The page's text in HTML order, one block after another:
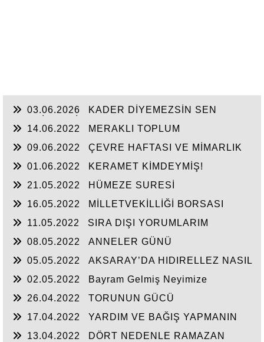
03.06.2026
KADER DİYEMEZSİN SEN
14.06.2022
MERAKLI TOPLUM
09.06.2022
ÇEVRE HAFTASI VE MİMARLIK
01.06.2022
KERAMET KİMDEYMİŞ!
21.05.2022
HÜMEZE SURESİ
16.05.2022
MİLLETVEKİLLİĞİ BORSASI
11.05.2022
SIRA DIŞI YORUMLARIM
08.05.2022
ANNELER GÜNÜ
05.05.2022
AKSARAY’DA HIDIRELLEZ NASIL
02.05.2022
Bayram Gelmiş Neyimize
26.04.2022
TORUNUN GÜCÜ
17.04.2022
YARDIM VE BAĞIŞ YAPMANIN
13.04.2022
DÖRT NEDENLE RAMAZAN